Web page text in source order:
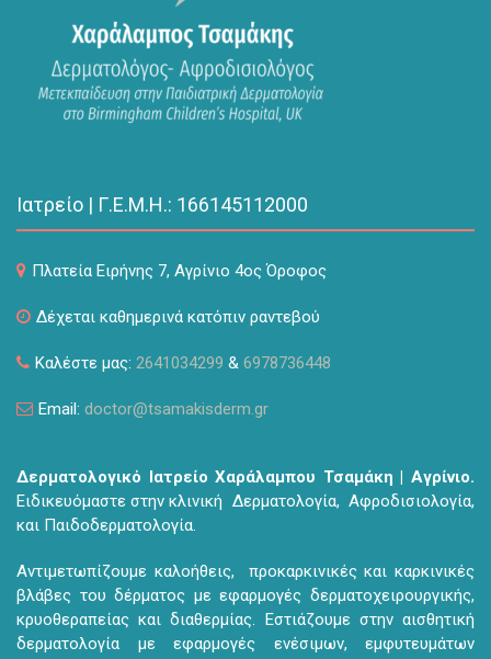
Ιατρείο | Γ.Ε.Μ.Η.: 166145112000
Πλατεία Ειρήνης 7, Αγρίνιο 4ος Όροφος
Δέχεται καθημερινά κατόπιν ραντεβού
Καλέστε μας: 2641034299 & 6978736448
Email: doctor@tsamakisderm.gr
Δερματολογικό Ιατρείο Χαράλαμπου Τσαμάκη | Αγρίνιο.
Ειδικευόμαστε στην κλινική Δερματολογία, Αφροδισιολογία,
και Παιδοδερματολογία.
Αντιμετωπίζουμε καλοήθεις, προκαρκινικές και καρκινικές
βλάβες του δέρματος με εφαρμογές δερματοχειρουργικής,
κρυοθεραπείας και διαθερμίας. Εστιάζουμε στην αισθητική
δερματολογία με εφαρμογές ενέσιμων, εμφυτευμάτων